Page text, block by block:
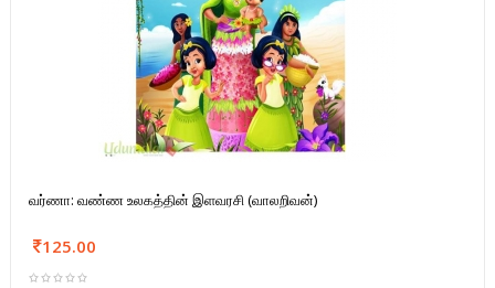
வர்ணா: வண்ண உலகத்தின் இளவரசி (வாலறிவன்)
125.00